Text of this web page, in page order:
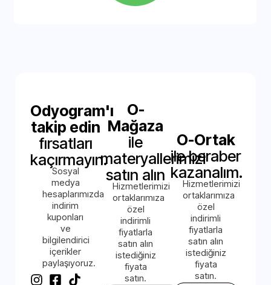
Odyogram'ı
takip edin
fırsatları
kaçırmayın.
Sosyal
medya
hesaplarımızda
indirim
kuponları
ve
bilgilendirici
içerikler
paylaşıyoruz.
O-
Mağaza
ile
materyallerimizi
satın alın
Hizmetlerimizi
ortaklarımıza
özel
indirimli
fiyatlarla
satın alın
istediğiniz
fiyata
satın.
O-Ortak
ile beraber
kazanalım.
Hizmetlerimizi
ortaklarımıza
özel
indirimli
fiyatlarla
satın alın
istediğiniz
fiyata
satın.